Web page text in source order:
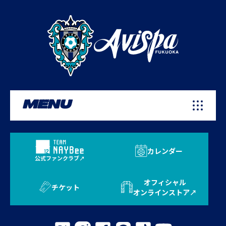
MENU
公式ファンクラブ
カレンダー
チケット
オフィシャル
オンラインストア